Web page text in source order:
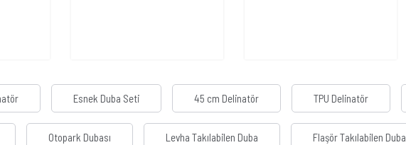
Esnek Duba Seti 45 cm Delinatör TPU Delinatör
Otopark Dubası Levha Takılabilen Duba Flaşör Takılabilen Duba